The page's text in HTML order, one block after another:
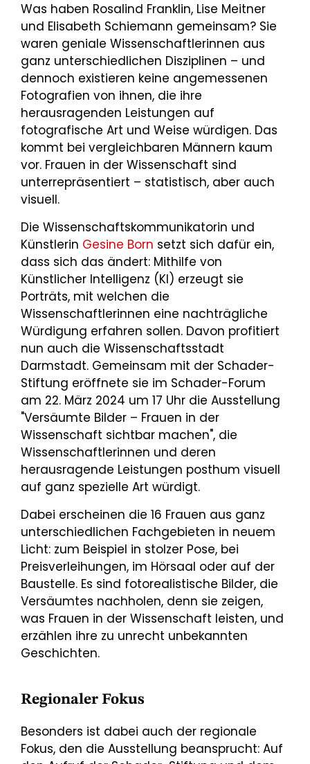
Was haben Rosalind Franklin, Lise Meitner
und Elisabeth Schiemann gemeinsam? Sie
waren geniale Wissenschaftlerinnen aus
ganz unterschiedlichen Disziplinen – und
dennoch existieren keine angemessenen
Fotografien von ihnen, die ihre
herausragenden Leistungen auf
fotografische Art und Weise würdigen. Das
kommt bei vergleichbaren Männern kaum
vor. Frauen in der Wissenschaft sind
unterrepräsentiert – statistisch, aber auch
visuell.
Die Wissenschaftskommunikatorin und
Künstlerin Gesine Born setzt sich dafür ein,
dass sich das ändert: Mithilfe von
Künstlicher Intelligenz (KI) erzeugt sie
Porträts, mit welchen die
Wissenschaftlerinnen eine nachträgliche
Würdigung erfahren sollen. Davon profitiert
nun auch die Wissenschaftsstadt
Darmstadt. Gemeinsam mit der Schader-
Stiftung eröffnete sie im Schader-Forum
am 22. März 2024 um 17 Uhr die Ausstellung
"Versäumte Bilder – Frauen in der
Wissenschaft sichtbar machen", die
Wissenschaftlerinnen und deren
herausragende Leistungen posthum visuell
auf ganz spezielle Art würdigt.
Dabei erscheinen die 16 Frauen aus ganz
unterschiedlichen Fachgebieten in neuem
Licht: zum Beispiel in stolzer Pose, bei
Preisverleihungen, im Hörsaal oder auf der
Baustelle. Es sind fotorealistische Bilder, die
Versäumtes nachholen, denn sie zeigen,
was Frauen in der Wissenschaft leisten, und
erzählen ihre zu unrecht unbekannten
Geschichten.
Regionaler Fokus
Besonders ist dabei auch der regionale
Fokus, den die Ausstellung beansprucht: Auf